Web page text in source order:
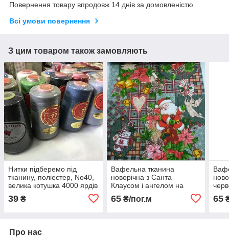
Повернення товару впродовж 14 днів за домовленістю
Всі умови повернення
З цим товаром також замовляють
Нитки підберемо під
тканину, поліестер, No40,
велика котушка 4000 ярдів
39 ₴
Вафельна тканина
новорічна з Санта
Клаусом і ангелом на
см
65₴/пог.м 65
Про нас